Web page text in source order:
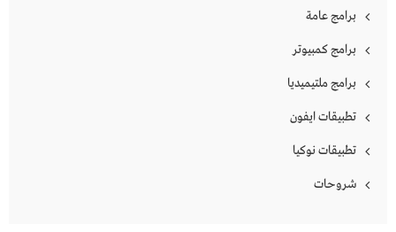
برامج عامة
برامج كمبيوتر
برامج ملتيميديا
تطبيقات ايفون
تطبيقات نوكيا
شروحات